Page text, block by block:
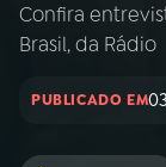
INÍCIO
Confira
Brasil, da Rádio
PUBLICADO EM